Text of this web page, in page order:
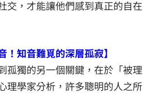
交，才能讓他們感到真正的自在
！知音難覓的深層孤寂】
孤獨的另一個關鍵，在於「被理
理學家分析，許多聰明的人之所